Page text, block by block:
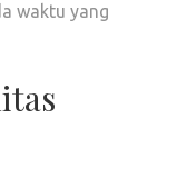
waktu yang